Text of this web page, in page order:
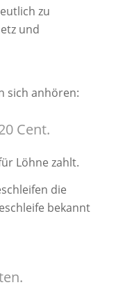
zu
und
sich anhören:
Cent.
Löhne zahlt.
die
bekannt